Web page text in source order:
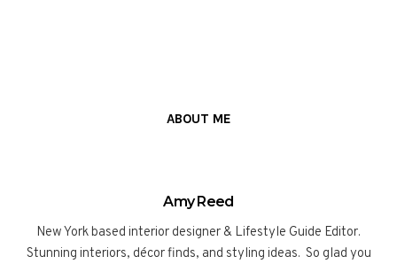
ABOUT ME
Amy Reed
New York based interior designer & Lifestyle Guide Editor.
Stunning interiors, décor finds, and styling ideas. So glad you